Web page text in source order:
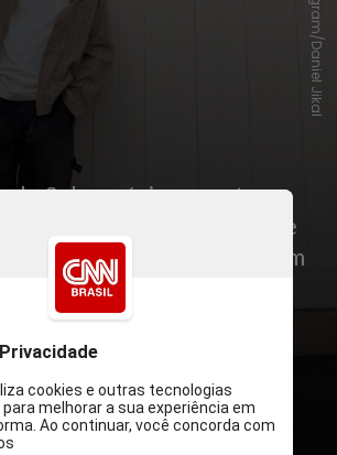
do Sul, o músico, que tem
é um dos artistas que
sucesso. “Mudei para cá com
de virar um artista”, disse
Instagram/Daniel Jikal